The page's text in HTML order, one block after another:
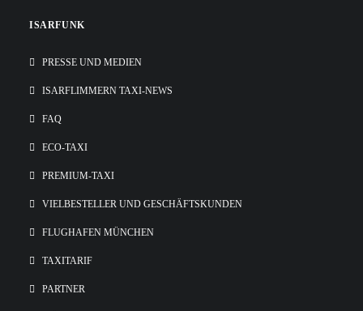
ISARFUNK
PRESSE UND MEDIEN
ISARFLIMMERN TAXI-NEWS
FAQ
ECO-TAXI
PREMIUM-TAXI
VIELBESTELLER UND GESCHÄFTSKUNDEN
FLUGHAFEN MÜNCHEN
TAXITARIF
PARTNER